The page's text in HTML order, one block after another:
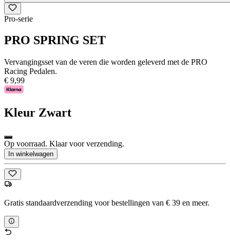
Pro-serie
PRO SPRING SET
Vervangingsset van de veren die worden geleverd met de PRO
Racing Pedalen.
€ 9,99
Kleur Zwart
Op voorraad. Klaar voor verzending.
In winkelwagen
Gratis standaardverzending voor bestellingen van € 39 en meer.